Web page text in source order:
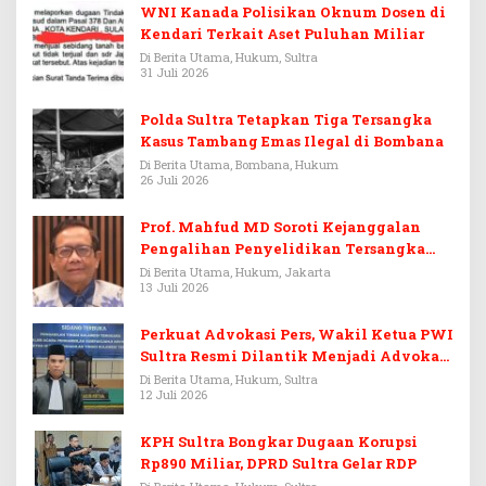
WNI Kanada Polisikan Oknum Dosen di
Kendari Terkait Aset Puluhan Miliar
Di Berita Utama, Hukum, Sultra
31 Juli 2026
Polda Sultra Tetapkan Tiga Tersangka
Kasus Tambang Emas Ilegal di Bombana
Di Berita Utama, Bombana, Hukum
26 Juli 2026
Prof. Mahfud MD Soroti Kejanggalan
Pengalihan Penyelidikan Tersangka
Febrie Adriansyah
Di Berita Utama, Hukum, Jakarta
13 Juli 2026
Perkuat Advokasi Pers, Wakil Ketua PWI
Sultra Resmi Dilantik Menjadi Advokat
PERADI
Di Berita Utama, Hukum, Sultra
12 Juli 2026
KPH Sultra Bongkar Dugaan Korupsi
Rp890 Miliar, DPRD Sultra Gelar RDP